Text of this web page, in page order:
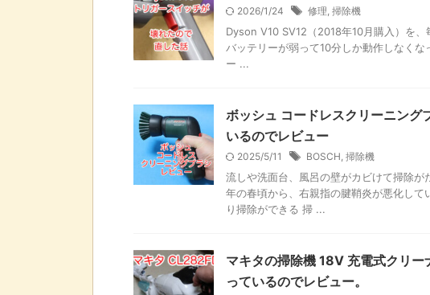
2026/1/24 修理, 掃除機
Dyson V10 SV12（2018年10月購入）を、
バッテリーが弱って10分しか動作しなく
ー ...
ボッシュ コードレスクリーニング
いるのでレビュー
2025/5/11 BOSCH, 掃除機
流しや洗面台、風呂の壁がカビけて掃除
年の春頃から、右親指の腱鞘炎が悪化し
り掃除ができる 掃 ...
マキタの掃除機 18V 充電式クリ
っているのでレビュー。